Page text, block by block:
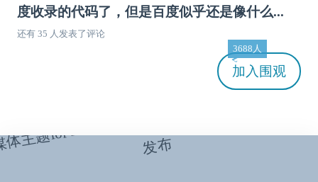
度收录的代码了，但是百度似乎还是像什么...
还有 35 人发表了评论
加入
3688人
围观